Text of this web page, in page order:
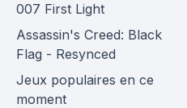
007 First Light
Assassin's Creed: Black
Flag - Resynced
Jeux populaires en ce
moment